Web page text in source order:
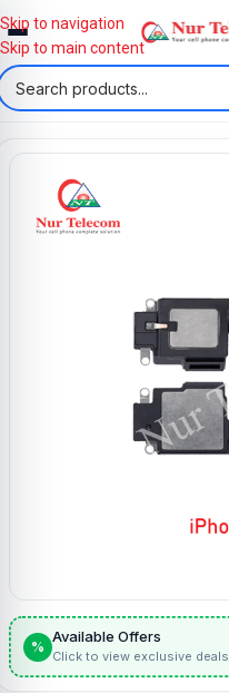
Skip to navigation
Skip to main content
%
Available Offers
Click to view exclusive deals